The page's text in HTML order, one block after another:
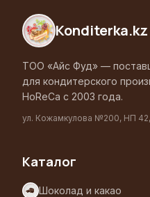
Konditerka.kz
ТОО «Айс Фуд» —
для кондитерского
HoReCa с 2003 года.
ул. Кожамкулова №200, НП 42,
Каталог
Шоколад и какао